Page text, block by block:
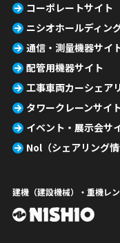
コーポレートサイト
ニシオホールディン
通信・測量機器サイ
配管用機器サイト
工事車両カーシェア
タワークレーンサイ
イベント・展示会サ
Nol（シェアリング情
建機（建設機械）・重機レ